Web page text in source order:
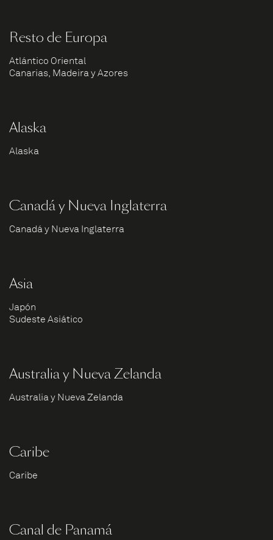
Resto de Europa
Atlántico Oriental
Canarias, Madeira y Azores
Alaska
Alaska
Canadá y Nueva Inglaterra
Canadá y Nueva Inglaterra
Asia
Japón
Sudeste Asiático
Australia y Nueva Zelanda
Australia y Nueva Zelanda
Caribe
Caribe
Canal de Panamá